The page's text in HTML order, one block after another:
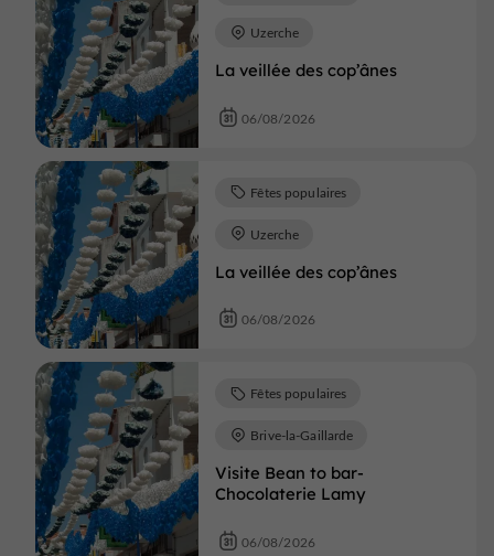
La veillée des cop’ânes
Uzerche
06/08/2026
La veillée des cop’ânes
Fêtes populaires
Uzerche
06/08/2026
Visite Bean to bar-
Chocolaterie Lamy
Fêtes populaires
Brive-la-Gaillarde
06/08/2026